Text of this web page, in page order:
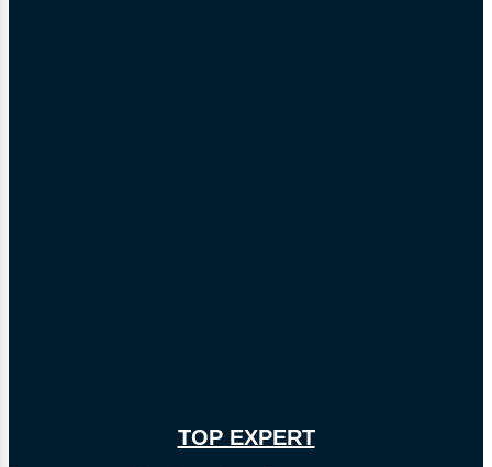
TOP EXPERT